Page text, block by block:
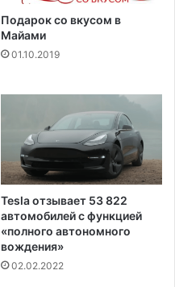
Подарок со вкусом в
Майами
01.10.2019
Tesla отзывает 53 822
автомобилей с функцией
«полного автономного
вождения»
02.02.2022